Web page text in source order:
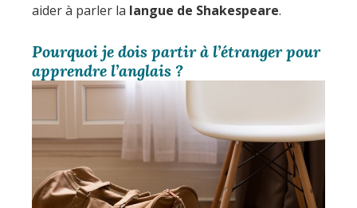
aider à parler la langue de Shakespeare.
Pourquoi je dois partir à l’étranger pour
apprendre l’anglais ?